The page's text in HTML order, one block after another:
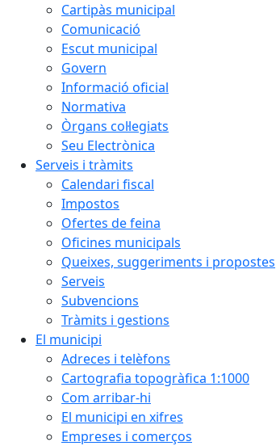
Cartipàs municipal
Comunicació
Escut municipal
Govern
Informació oficial
Normativa
Òrgans col·legiats
Seu Electrònica
Serveis i tràmits
Calendari fiscal
Impostos
Ofertes de feina
Oficines municipals
Queixes, suggeriments i propostes
Serveis
Subvencions
Tràmits i gestions
El municipi
Adreces i telèfons
Cartografia topogràfica 1:1000
Com arribar-hi
El municipi en xifres
Empreses i comerços